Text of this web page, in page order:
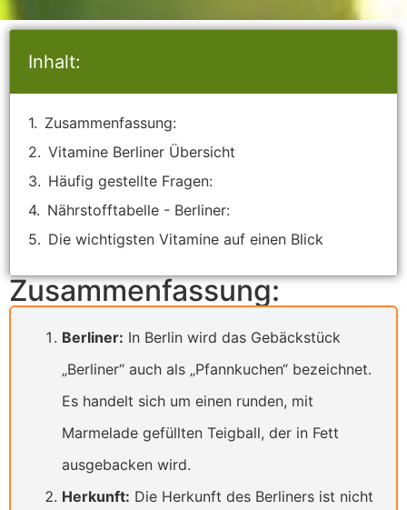
Inhalt:
Zusammenfassung:
Vitamine Berliner Übersicht
Häufig gestellte Fragen:
Nährstofftabelle - Berliner:
Die wichtigsten Vitamine auf einen Blick
Zusammenfassung:
Berliner: In Berlin wird das Gebäckstück
„Berliner“ auch als „Pfannkuchen“ bezeichnet.
Es handelt sich um einen runden, mit
Marmelade gefüllten Teigball, der in Fett
ausgebacken wird.
Herkunft: Die Herkunft des Berliners ist nicht